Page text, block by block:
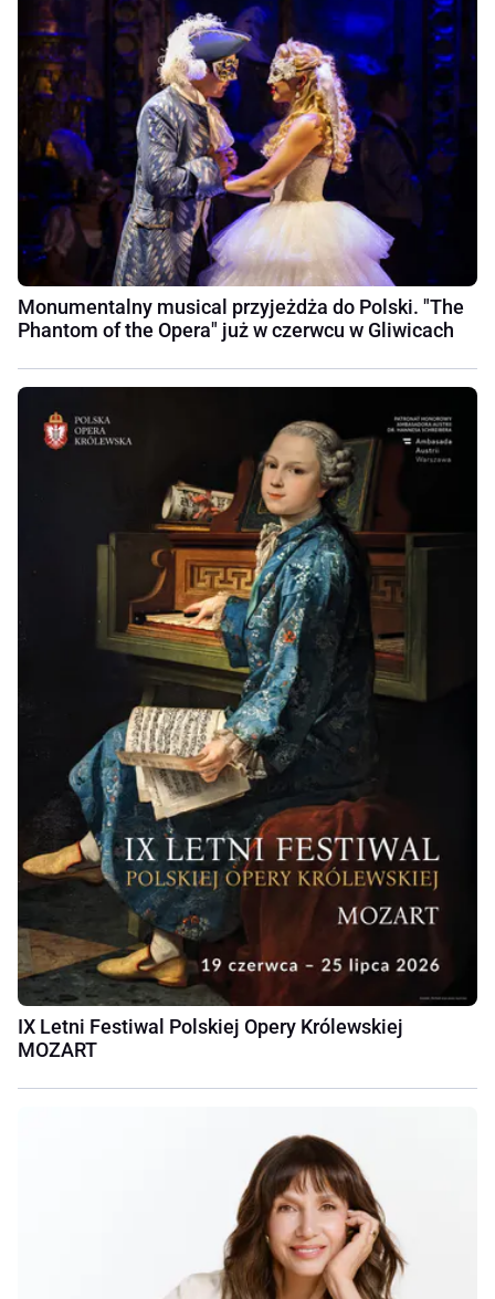
Monumentalny musical przyjeżdża do Polski. "The
Phantom of the Opera" już w czerwcu w Gliwicach
IX Letni Festiwal Polskiej Opery Królewskiej
MOZART